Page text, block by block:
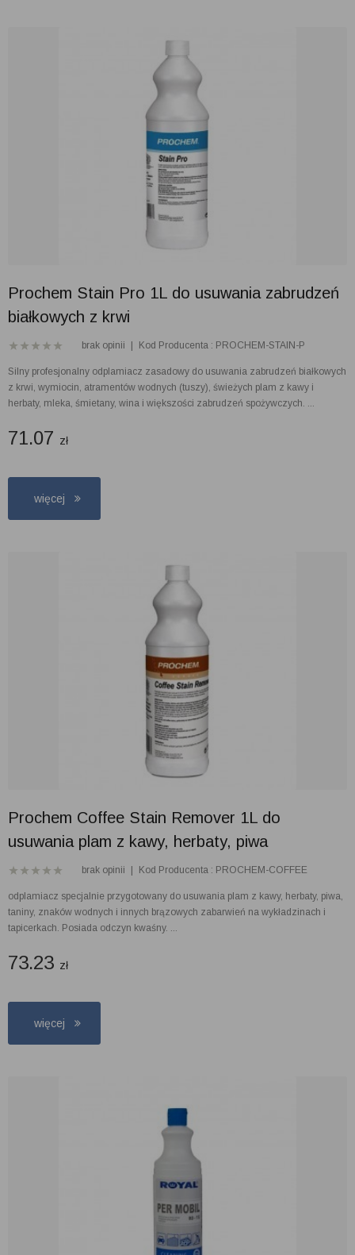
Prochem Stain Pro 1L do usuwania zabrudzeń
białkowych z krwi
brak opinii Kod Producenta : PROCHEM-STAIN-P
Silny profesjonalny odplamiacz zasadowy do usuwania zabrudzeń białkowych
z krwi, wymiocin, atramentów wodnych (tuszy), świeżych plam z kawy i
herbaty, mleka, śmietany, wina i większości zabrudzeń spożywczych. ...
71.07 zł
więcej
Prochem Coffee Stain Remover 1L do
usuwania plam z kawy, herbaty, piwa
brak opinii Kod Producenta : PROCHEM-COFFEE
odplamiacz specjalnie przygotowany do usuwania plam z kawy, herbaty, piwa,
taniny, znaków wodnych i innych brązowych zabarwień na wykładzinach i
tapicerkach. Posiada odczyn kwaśny. ...
73.23 zł
więcej